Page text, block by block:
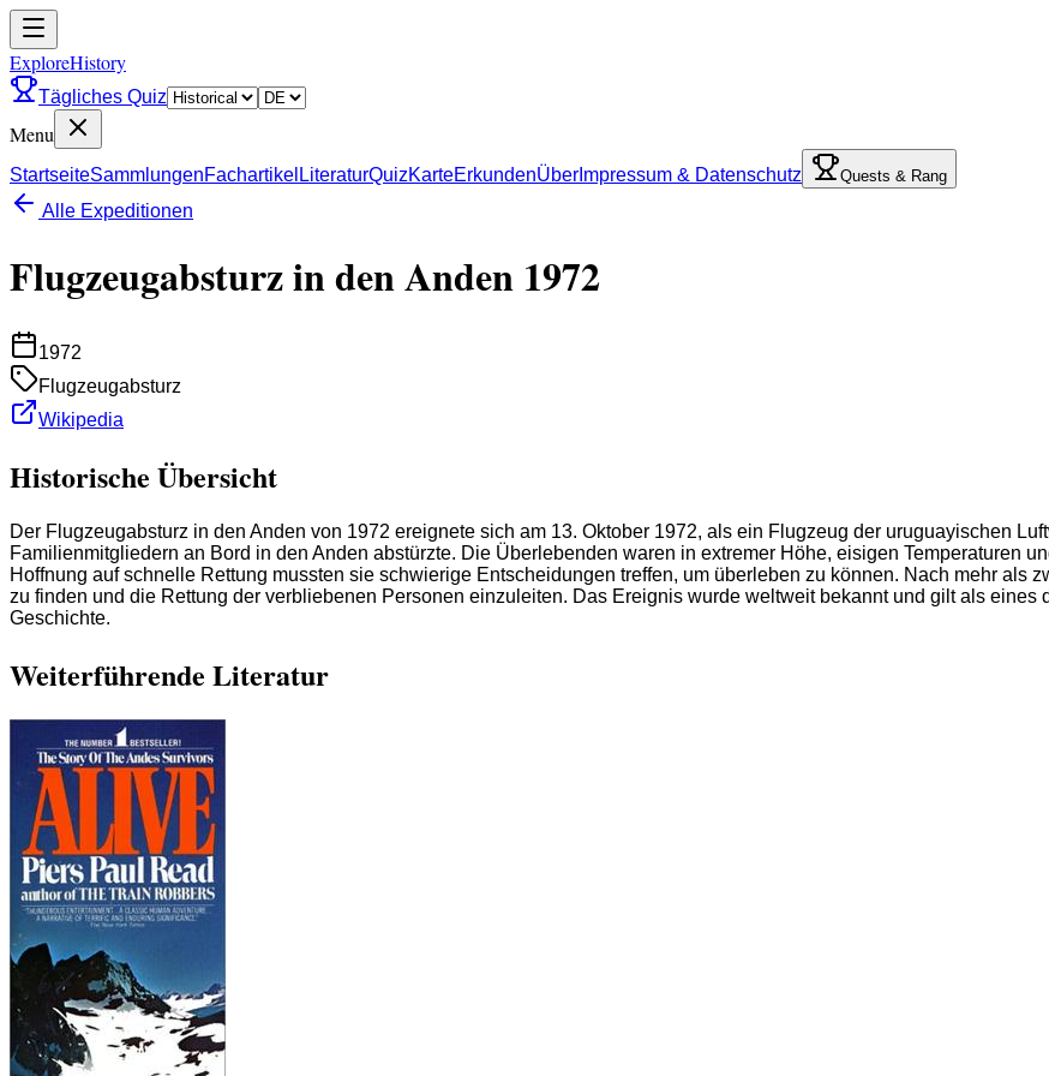
ExploreHistory
Tägliches Quiz
Menu
StartseiteSammlungenFachartikel LiteraturQuizKarteErkundenÜber Impressum & Datenschutz Quests & Rang
Alle Expeditionen
Flugzeugabsturz in den Anden 1972
1972
Flugzeugabsturz
Wikipedia
Historische Übersicht
Der Flugzeugabsturz in den Anden von 1972 ereignete sich am 13. Oktober 1972, als ein Flugzeug der uruguayischen
Familienmitgliedern an Bord in den Anden abstürzte. Die Überlebenden waren in extremer Höhe, eisigen Temperaturen
Hoffnung auf schnelle Rettung mussten sie schwierige Entscheidungen treffen, um überleben zu können. Nach mehr als
zu finden und die Rettung der verbliebenen Personen einzuleiten. Das Ereignis wurde weltweit bekannt und gilt als
Geschichte.
Weiterführende Literatur